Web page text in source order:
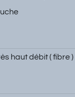
haut débit ( fibre )